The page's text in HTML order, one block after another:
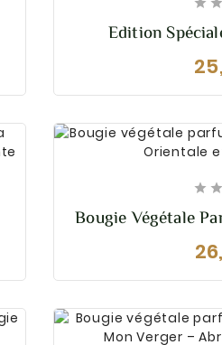
 
Edition
Parfumée
 
Bougie Végétale
210g –